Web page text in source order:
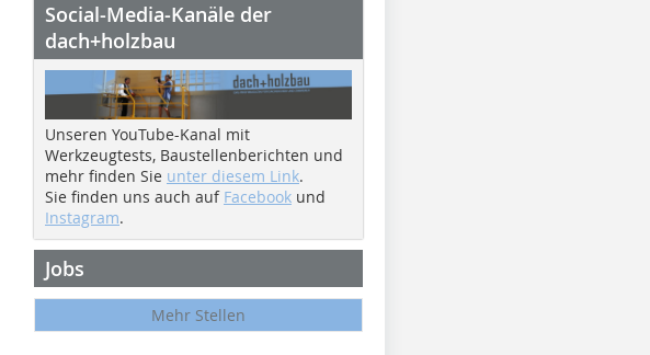
Social-Media-Kanäle der
dach+holzbau
Unseren YouTube-Kanal mit
Werkzeugtests, Baustellenberichten und
mehr finden Sie unter diesem Link.
Sie finden uns auch auf Facebook und
Instagram.
Jobs
Mehr Stellen